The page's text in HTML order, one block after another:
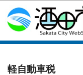
こ
軽自動車税